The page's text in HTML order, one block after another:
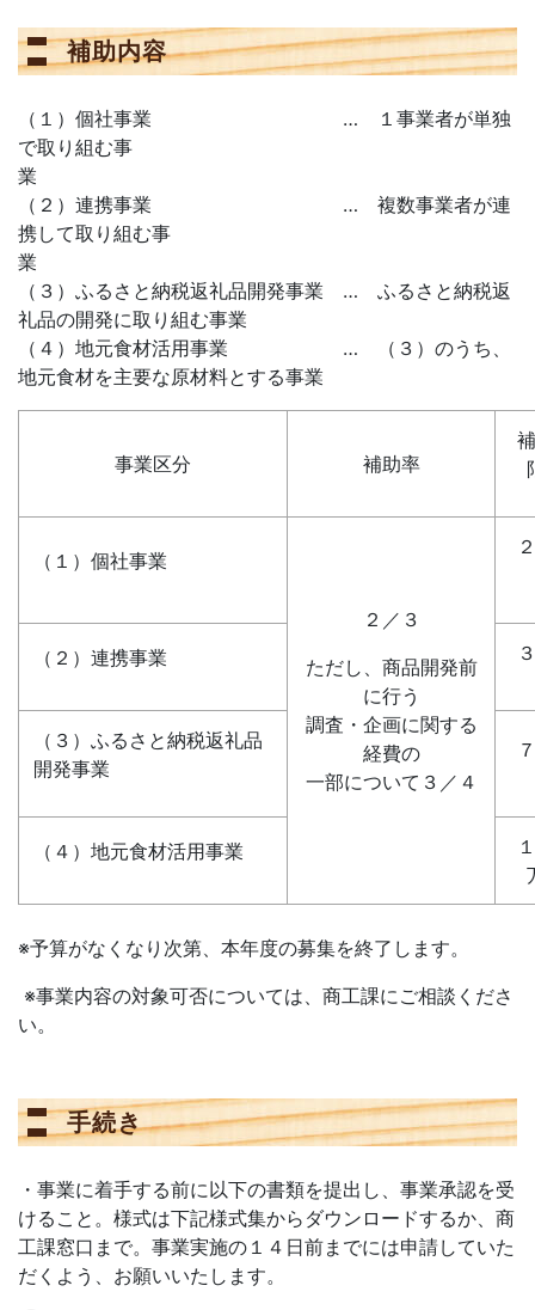
補助内容
（１）個社事業 … １事業者が単独
で取り組む事
（２）連携事業 … 複数事業者が連
携して取り組む事
（３）ふるさと納税返礼品開発事業 … ふるさと納税返
礼品の開発に取り組む事業
（４）地元食材活用事業 … （３）のうち、
地元食材を主要な原材料とする事業
事業区分 補助率
（１）個社事業
２／３
ただし、商品開発前
に行う
調査・企画に関する
経費の
一部について３／４
（２）連携事業
（３）ふるさと納税返礼品
開発事業
（４）地元食材活用事業
※予算がなくなり次第、本年度の募集を終了します。
※事業内容の対象可否については、商工課にご相談くださ
い。
手続き
・事業に着手する前に以下の書類を提出し、事業承認を受
けること。様式は下記様式集からダウンロードするか、商
工課窓口まで。事業実施の１４日前までには申請していた
だくよう、お願いいたします。